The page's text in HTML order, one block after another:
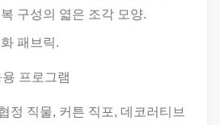
구성의 엷은 조각 모양.
패브릭.
프로그램
정 직물, 커튼 직포, 데코러티브